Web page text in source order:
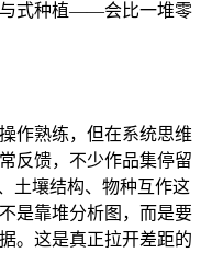
与式种植——会比一堆零
作熟练，但在系统思维
反馈，不少作品集停留
土壤结构、物种互作这
是靠堆分析图，而是要
。这是真正拉开差距的